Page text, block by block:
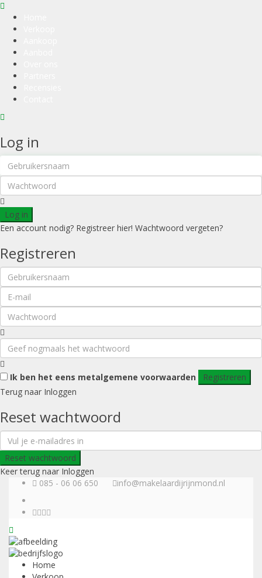
Log in
Log in
Een account nodig? Registreer hier! Wachtwoord vergeten?
Registreren
Ik ben het eens metalgemene voorwaarden
Registreren
Terug naar Inloggen
Reset wachtwoord
Reset wachtwoord
Keer terug naar Inloggen
085 - 06 06 650
info@makelaardijrijnmond.nl
Home